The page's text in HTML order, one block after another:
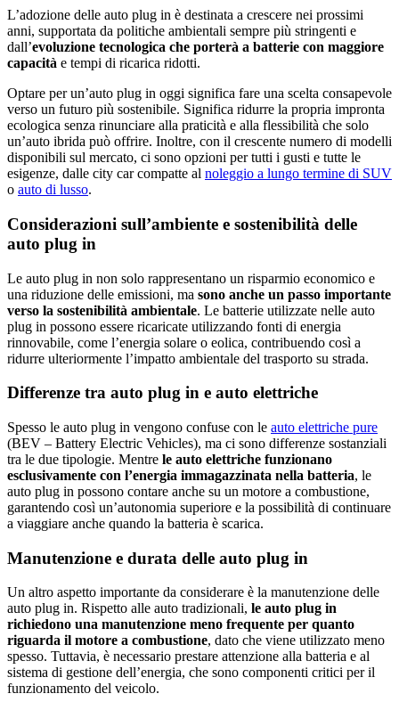
L’adozione delle auto plug in è destinata a crescere nei prossimi
anni, supportata da politiche ambientali sempre più stringenti e
dall’evoluzione tecnologica che porterà a batterie con maggiore
capacità e tempi di ricarica ridotti.
Optare per un’auto plug in oggi significa fare una scelta consapevole
verso un futuro più sostenibile. Significa ridurre la propria impronta
ecologica senza rinunciare alla praticità e alla flessibilità che solo
un’auto ibrida può offrire. Inoltre, con il crescente numero di modelli
disponibili sul mercato, ci sono opzioni per tutti i gusti e tutte le
esigenze, dalle city car compatte al noleggio a lungo termine di SUV
o auto di lusso.
Considerazioni sull’ambiente e sostenibilità delle
auto plug in
Le auto plug in non solo rappresentano un risparmio economico e
una riduzione delle emissioni, ma sono anche un passo importante
verso la sostenibilità ambientale. Le batterie utilizzate nelle auto
plug in possono essere ricaricate utilizzando fonti di energia
rinnovabile, come l’energia solare o eolica, contribuendo così a
ridurre ulteriormente l’impatto ambientale del trasporto su strada.
Differenze tra auto plug in e auto elettriche
Spesso le auto plug in vengono confuse con le auto elettriche pure
(BEV – Battery Electric Vehicles), ma ci sono differenze sostanziali
tra le due tipologie. Mentre le auto elettriche funzionano
esclusivamente con l’energia immagazzinata nella batteria, le
auto plug in possono contare anche su un motore a combustione,
garantendo così un’autonomia superiore e la possibilità di continuare
a viaggiare anche quando la batteria è scarica.
Manutenzione e durata delle auto plug in
Un altro aspetto importante da considerare è la manutenzione delle
auto plug in. Rispetto alle auto tradizionali, le auto plug in
richiedono una manutenzione meno frequente per quanto
riguarda il motore a combustione, dato che viene utilizzato meno
spesso. Tuttavia, è necessario prestare attenzione alla batteria e al
sistema di gestione dell’energia, che sono componenti critici per il
funzionamento del veicolo.